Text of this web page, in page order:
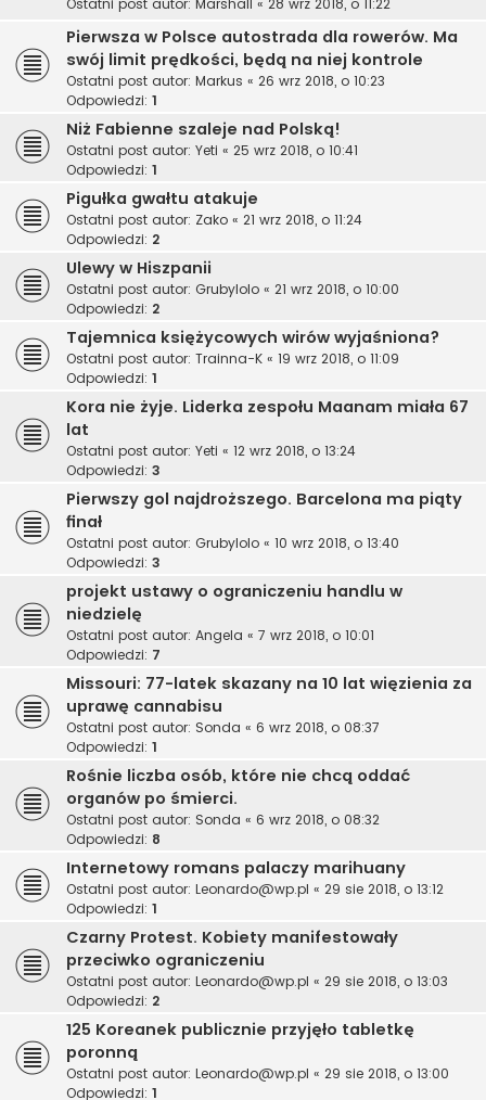
Ostatni post autor: Marshall « 28 wrz 2018, o 11:22
Pierwsza w Polsce autostrada dla rowerów. Ma
swój limit prędkości, będą na niej kontrole
Ostatni post autor: Markus « 26 wrz 2018, o 10:23
Odpowiedzi: 1
Niż Fabienne szaleje nad Polską!
Ostatni post autor: Yeti « 25 wrz 2018, o 10:41
Odpowiedzi: 1
Pigułka gwałtu atakuje
Ostatni post autor: Zako « 21 wrz 2018, o 11:24
Odpowiedzi: 2
Ulewy w Hiszpanii
Ostatni post autor: Grubylolo « 21 wrz 2018, o 10:00
Odpowiedzi: 2
Tajemnica księżycowych wirów wyjaśniona?
Ostatni post autor: Trainna-K « 19 wrz 2018, o 11:09
Odpowiedzi: 1
Kora nie żyje. Liderka zespołu Maanam miała 67
lat
Ostatni post autor: Yeti « 12 wrz 2018, o 13:24
Odpowiedzi: 3
Pierwszy gol najdroższego. Barcelona ma piąty
finał
Ostatni post autor: Grubylolo « 10 wrz 2018, o 13:40
Odpowiedzi: 3
projekt ustawy o ograniczeniu handlu w
niedzielę
Ostatni post autor: Angela « 7 wrz 2018, o 10:01
Odpowiedzi: 7
Missouri: 77-latek skazany na 10 lat więzienia za
uprawę cannabisu
Ostatni post autor: Sonda « 6 wrz 2018, o 08:37
Odpowiedzi: 1
Rośnie liczba osób, które nie chcą oddać
organów po śmierci.
Ostatni post autor: Sonda « 6 wrz 2018, o 08:32
Odpowiedzi: 8
Internetowy romans palaczy marihuany
Ostatni post autor: Leonardo@wp.pl « 29 sie 2018, o 13:12
Odpowiedzi: 1
Czarny Protest. Kobiety manifestowały
przeciwko ograniczeniu
Ostatni post autor: Leonardo@wp.pl « 29 sie 2018, o 13:03
Odpowiedzi: 2
125 Koreanek publicznie przyjęło tabletkę
poronną
Ostatni post autor: Leonardo@wp.pl « 29 sie 2018, o 13:00
Odpowiedzi: 1